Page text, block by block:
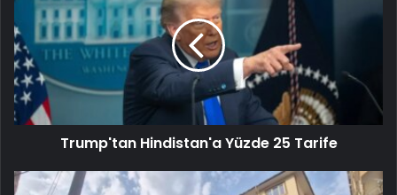
Trump'tan Hindistan'a Yüzde 25 Tarife